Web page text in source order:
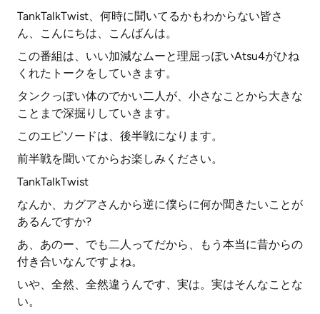
TankTalkTwist、何時に聞いてるかもわからない皆さ
ん、こんにちは、こんばんは。
この番組は、いい加減なムーと理屈っぽいAtsu4がひね
くれたトークをしていきます。
タンクっぽい体のでかい二人が、小さなことから大きな
ことまで深掘りしていきます。
このエピソードは、後半戦になります。
前半戦を聞いてからお楽しみください。
TankTalkTwist
なんか、カグアさんから逆に僕らに何か聞きたいことが
あるんですか?
あ、あのー、でも二人ってだから、もう本当に昔からの
付き合いなんですよね。
いや、全然、全然違うんです、実は。実はそんなことな
い。